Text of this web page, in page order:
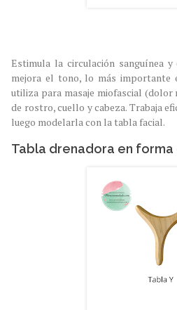
Estimula la circulación sanguínea
mejora el tono, lo más importante
utiliza para masaje miofascial (dolor
de rostro, cuello y cabeza. Trabaja
luego modelarla con la tabla facial.
Tabla drenadora en forma